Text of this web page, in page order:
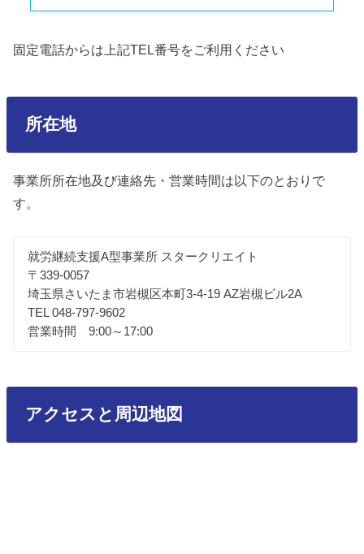
固定電話からは上記TEL番号をご利用ください
所在地
事業所所在地及び連絡先・営業時間は以下のとおりで
す。
就労継続支援A型事業所 スタークリエイト
〒339-0057
埼玉県さいたま市岩槻区本町3-4-19 AZ岩槻ビル2A
TEL 048-797-9602
営業時間 9:00～17:00
アクセスと周辺地図